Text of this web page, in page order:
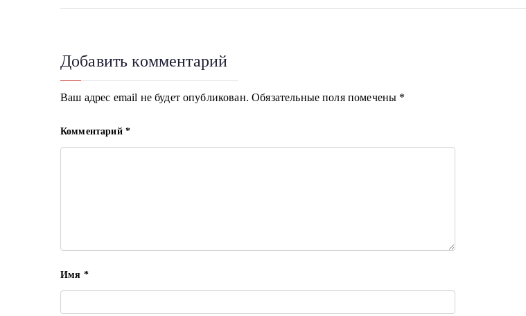
по
Добавить комментарий
Ваш адрес email не будет опубликован. Обязательные поля помечены *
Комментарий *
Имя *